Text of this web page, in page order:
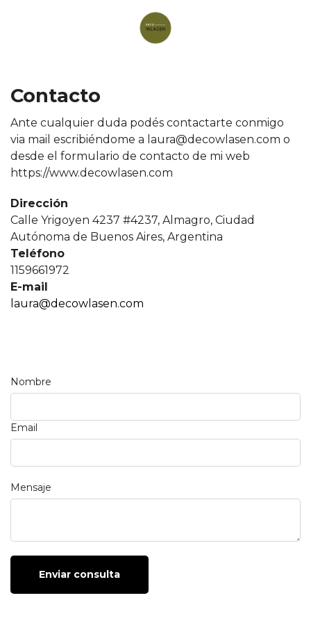
Contacto
Ante cualquier duda podés contactarte conmigo
via mail escribiéndome a laura@decowlasen.com o
desde el formulario de contacto de mi web
https://www.decowlasen.com
Dirección
Calle Yrigoyen 4237 #4237, Almagro, Ciudad
Autónoma de Buenos Aires, Argentina
Teléfono
1159661972
E-mail
laura@decowlasen.com
Nombre
Email
Mensaje
Enviar consulta